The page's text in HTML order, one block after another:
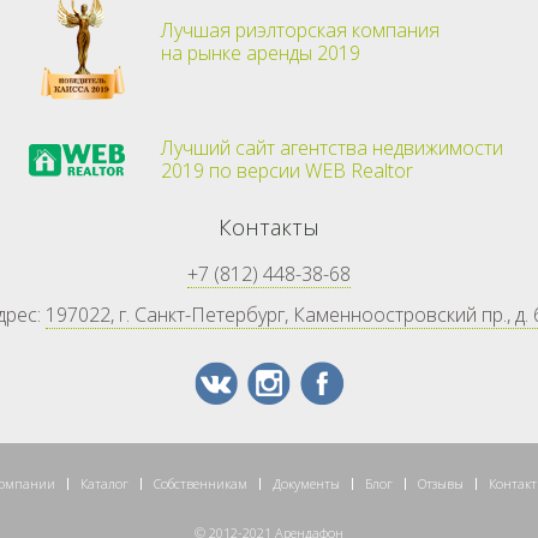
Лучшая риэлторская компания
на рынке аренды 2019
Лучший сайт агентства недвижимости
2019 по версии WEB Realtor
Контакты
+7 (812) 448-38-68
197022, г. Санкт-Петербург, Каменноостровский пр., д.
Каталог Собственникам Документы Блог Отзывы
© 2012-2021 Арендафон